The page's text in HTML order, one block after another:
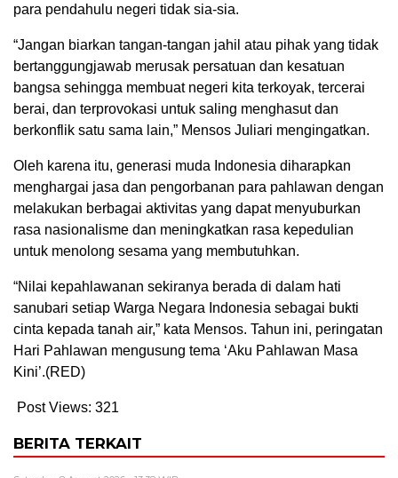
para pendahulu negeri tidak sia-sia.
“Jangan biarkan tangan-tangan jahil atau pihak yang tidak
bertanggungjawab merusak persatuan dan kesatuan
bangsa sehingga membuat negeri kita terkoyak, tercerai
berai, dan terprovokasi untuk saling menghasut dan
berkonflik satu sama lain,” Mensos Juliari mengingatkan.
Oleh karena itu, generasi muda Indonesia diharapkan
menghargai jasa dan pengorbanan para pahlawan dengan
melakukan berbagai aktivitas yang dapat menyuburkan
rasa nasionalisme dan meningkatkan rasa kepedulian
untuk menolong sesama yang membutuhkan.
“Nilai kepahlawanan sekiranya berada di dalam hati
sanubari setiap Warga Negara Indonesia sebagai bukti
cinta kepada tanah air,” kata Mensos. Tahun ini, peringatan
Hari Pahlawan mengusung tema ‘Aku Pahlawan Masa
Kini’.(RED)
Post Views: 321
BERITA TERKAIT